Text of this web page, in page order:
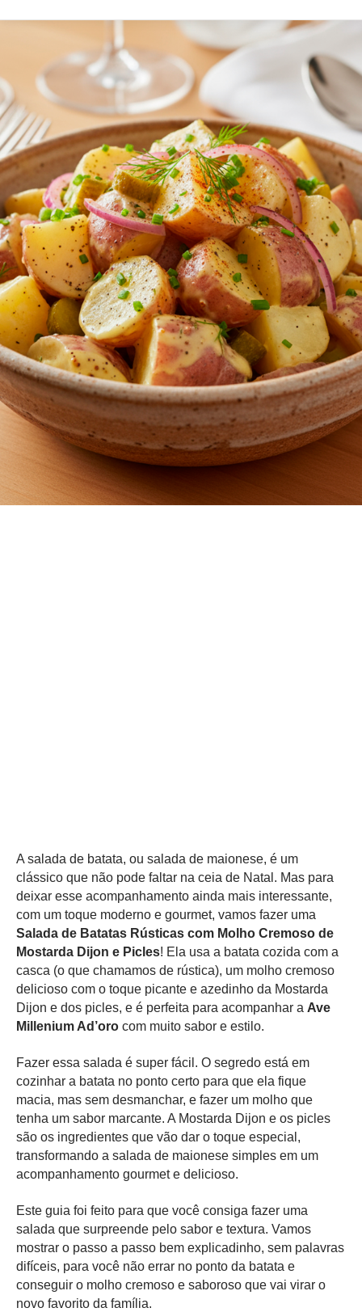
A salada de batata, ou salada de maionese, é um
clássico que não pode faltar na ceia de Natal. Mas para
deixar esse acompanhamento ainda mais interessante,
com um toque moderno e gourmet, vamos fazer uma
Salada de Batatas Rústicas com Molho Cremoso de
Mostarda Dijon e Picles! Ela usa a batata cozida com a
casca (o que chamamos de rústica), um molho cremoso
delicioso com o toque picante e azedinho da Mostarda
Dijon e dos picles, e é perfeita para acompanhar a Ave
Millenium Ad’oro com muito sabor e estilo.
Fazer essa salada é super fácil. O segredo está em
cozinhar a batata no ponto certo para que ela fique
macia, mas sem desmanchar, e fazer um molho que
tenha um sabor marcante. A Mostarda Dijon e os picles
são os ingredientes que vão dar o toque especial,
transformando a salada de maionese simples em um
acompanhamento gourmet e delicioso.
Este guia foi feito para que você consiga fazer uma
salada que surpreende pelo sabor e textura. Vamos
mostrar o passo a passo bem explicadinho, sem palavras
difíceis, para você não errar no ponto da batata e
conseguir o molho cremoso e saboroso que vai virar o
novo favorito da família.